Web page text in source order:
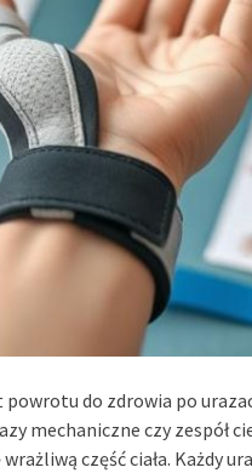
do zdrowia po
mechaniczne czy zespół
część ciała. Każdy